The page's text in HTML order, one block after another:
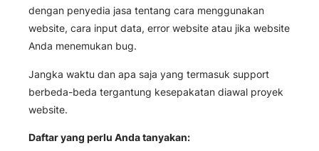
dengan penyedia jasa tentang cara menggunakan
website, cara input data, error website atau jika website
Anda menemukan bug.
Jangka waktu dan apa saja yang termasuk support
berbeda-beda tergantung kesepakatan diawal proyek
website.
Daftar yang perlu Anda tanyakan: